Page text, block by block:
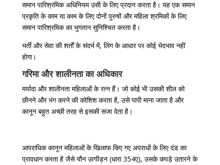
समान पारिश्रमिक अधिनियम उसी के लिए प्रदान करता है। यह एक समान
प्रकृति के काम या काम के लिए दोनों पुरुषों और महिला श्रमिकों के लिए
समान पारिश्रमिक का भुगतान सुनिश्चित करता है।
भर्ती और सेवा की शर्तों के संदर्भ में, लिंग के आधार पर कोई भेदभाव नहीं
होगा।
गरिमा और शालीनता का अधिकार
मर्यादा और शालीनता महिलाओं के रत्न हैं। जो कोई भी उसकी शील को
छीनने और भंग करने की कोशिश करता है, उसे पापी माना जाता है और
कानून बहुत अच्छी तरह से इसकी सजा देता है।
आपराधिक कानून महिलाओं के खिलाफ किए गए अपराधों के लिए दंड का
प्रावधान करता है जैसे यौन उत्पीड़न (धारा 354ए), उसके कपड़े उतारने के